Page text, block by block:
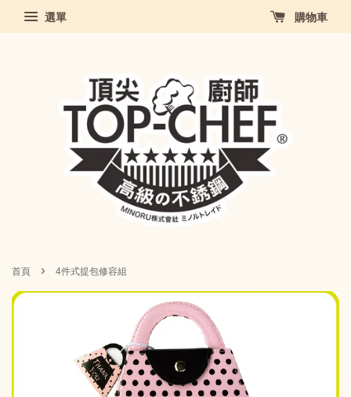
選單 購物車
首頁 › 4件式提包修容組